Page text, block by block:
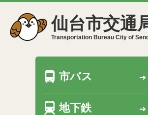
仙台市交通
Transportation Bureau City of
市バス
地下鉄